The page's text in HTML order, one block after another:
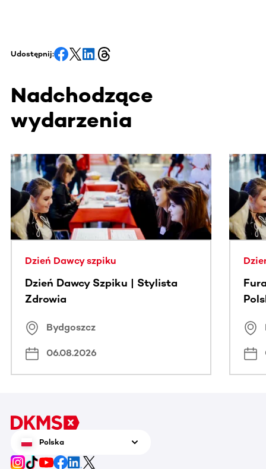
Udostępnij:
Nadchodzące
wydarzenia
Ta sekcja zawiera treści przewijane w poziomie. Użyj
Dzień Dawcy szpiku
Dzień Dawcy Szpiku | Stylista
Zdrowia
Bydgoszcz
06.08.2026
Polska